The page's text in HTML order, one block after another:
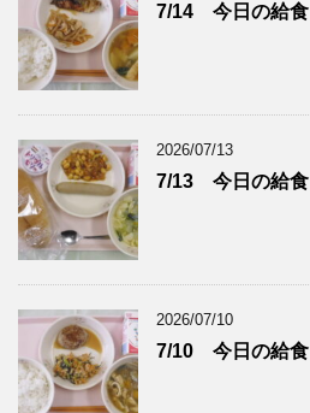
7/14 今日の給食
2026/07/13
7/13 今日の給食
2026/07/10
7/10 今日の給食